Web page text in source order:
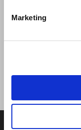
Marketing
©